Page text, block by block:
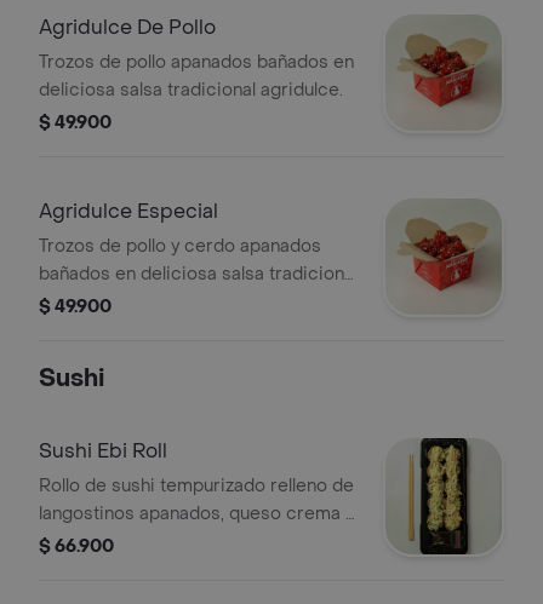
Agridulce De Pollo
Trozos de pollo apanados bañados en
deliciosa salsa tradicional agridulce.
$ 49.900
Agridulce Especial
Trozos de pollo y cerdo apanados
bañados en deliciosa salsa tradicional
agridulce.
$ 49.900
Sushi
Sushi Ebi Roll
Rollo de sushi tempurizado relleno de
langostinos apanados, queso crema y
aguacate coronado con una deliciosa
$ 66.900